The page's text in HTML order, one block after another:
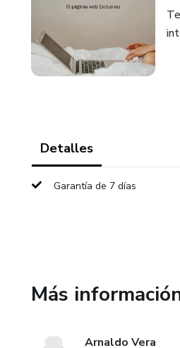
Detalles
Garantía de 7 días
Más
Arnaldo Vera